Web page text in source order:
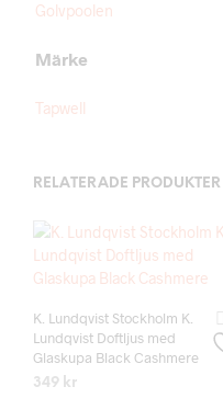
Golvpoolen
Märke
Tapwell
RELATERADE PRODUKTER
K. Lundqvist Stockholm K.
Lundqvist Doftljus med
Glaskupa Black Cashmere
349 kr